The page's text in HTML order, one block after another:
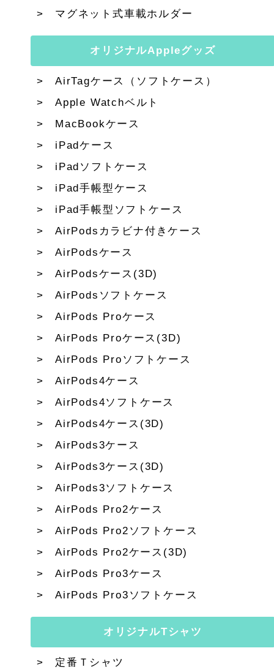
マグネット式車載ホルダー
オリジナルAppleグッズ
AirTagケース（ソフトケース）
Apple Watchベルト
MacBookケース
iPadケース
iPadソフトケース
iPad手帳型ケース
iPad手帳型ソフトケース
AirPodsカラビナ付きケース
AirPodsケース
AirPodsケース(3D)
AirPodsソフトケース
AirPods Proケース
AirPods Proケース(3D)
AirPods Proソフトケース
AirPods4ケース
AirPods4ソフトケース
AirPods4ケース(3D)
AirPods3ケース
AirPods3ケース(3D)
AirPods3ソフトケース
AirPods Pro2ケース
AirPods Pro2ソフトケース
AirPods Pro2ケース(3D)
AirPods Pro3ケース
AirPods Pro3ソフトケース
オリジナルTシャツ
定番Ｔシャツ